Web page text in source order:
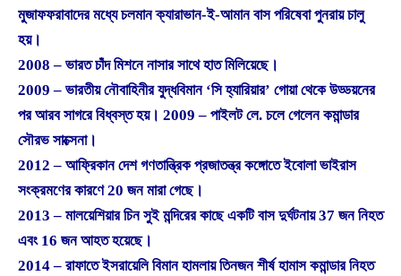
মুজাফফরাবাদের মধ্যে চলমান ক্যারাভান-ই-আমান বাস পরিষেবা পুনরায় চালু
হয়।
2008 – ভারত চাঁদ মিশনে নাসার সাথে হাত মিলিয়েছে।
2009 – ভারতীয় নৌবাহিনীর যুদ্ধবিমান ‘সি হ্যারিয়ার’ গোয়া থেকে উড্ডয়নের
পর আরব সাগরে বিধ্বস্ত হয়। 2009 – পাইলট লে. চলে গেলেন কমান্ডার
সৌরভ সাক্সেনা।
2012 – আফ্রিকান দেশ গণতান্ত্রিক প্রজাতন্ত্র কঙ্গোতে ইবোলা ভাইরাস
সংক্রমণের কারণে 20 জন মারা গেছে।
2013 – মালয়েশিয়ার চিন সুই মন্দিরের কাছে একটি বাস দুর্ঘটনায় 37 জন নিহত
এবং 16 জন আহত হয়েছে।
2014 – রাফাতে ইসরায়েলি বিমান হামলায় তিনজন শীর্ষ হামাস কমান্ডার নিহত